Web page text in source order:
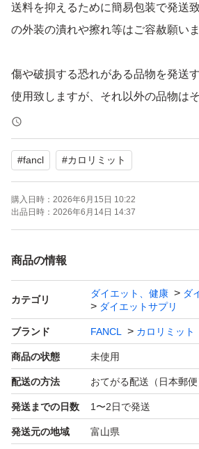
送料を抑えるために簡易包装で発送
の外装の潰れや擦れ等はご容赦願いま
傷や破損する恐れがある品物を発送
使用致しますが、それ以外の品物は
にいれて発送致しますので予めご了承
24時間カウントダウンボーナスの再
お気軽にお声掛けください。
無関係なカテゴリーへの変更依頼に
送料分を値下げしますので、必ずご
ださい。ご購入の後に同梱値下げの
対応できませんので、予めご了承く
#fancl #カロリミット
購入日時： 2026年6月15日 10:22
出品日時： 2026年6月14日 14:37
商品の情報
カテゴリ
ダイエット、健康
ダ
ダイエットサプリ
ブランド FANCL カロリミット
商品の状態 未使用
配送の方法 おてがる配送（日本郵便
発送までの日数 1〜2日で発送
発送元の地域 富山県